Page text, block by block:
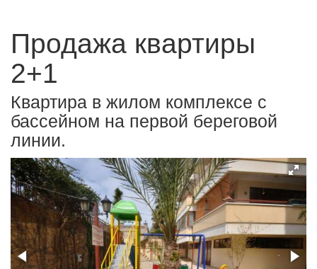
Продажа квартиры
2+1
Квартира в жилом комплексе с
бассейном на первой береговой
линии.